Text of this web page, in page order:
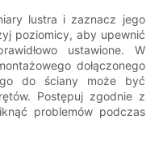
lustra i zaznacz jego
poziomicy, aby upewnić
ustawione. W
dołączonego
do ściany może być
Postępuj zgodnie z
problemów podczas